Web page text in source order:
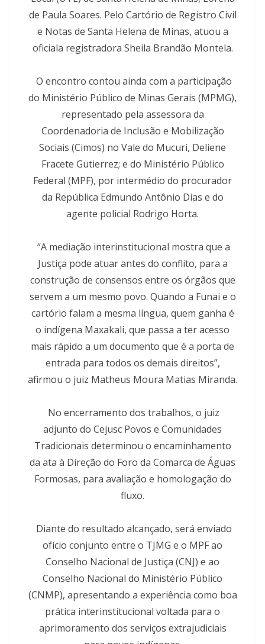
de Paula Soares. Pelo Cartório de Registro Civil
e Notas de Santa Helena de Minas, atuou a
oficiala registradora Sheila Brandão Montela.
O encontro contou ainda com a participação
do Ministério Público de Minas Gerais (MPMG),
representado pela assessora da
Coordenadoria de Inclusão e Mobilização
Sociais (Cimos) no Vale do Mucuri, Deliene
Fracete Gutierrez; e do Ministério Público
Federal (MPF), por intermédio do procurador
da República Edmundo Antônio Dias e do
agente policial Rodrigo Horta.
“A mediação interinstitucional mostra que a
Justiça pode atuar antes do conflito, para a
construção de consensos entre os órgãos que
servem a um mesmo povo. Quando a Funai e o
cartório falam a mesma língua, quem ganha é
o indígena Maxakali, que passa a ter acesso
mais rápido a um documento que é a porta de
entrada para todos os demais direitos”,
afirmou o juiz Matheus Moura Matias Miranda.
No encerramento dos trabalhos, o juiz
adjunto do Cejusc Povos e Comunidades
Tradicionais determinou o encaminhamento
da ata à Direção do Foro da Comarca de Águas
Formosas, para avaliação e homologação do
fluxo.
Diante do resultado alcançado, será enviado
ofício conjunto entre o TJMG e o MPF ao
Conselho Nacional de Justiça (CNJ) e ao
Conselho Nacional do Ministério Público
(CNMP), apresentando a experiência como boa
prática interinstitucional voltada para o
aprimoramento dos serviços extrajudiciais